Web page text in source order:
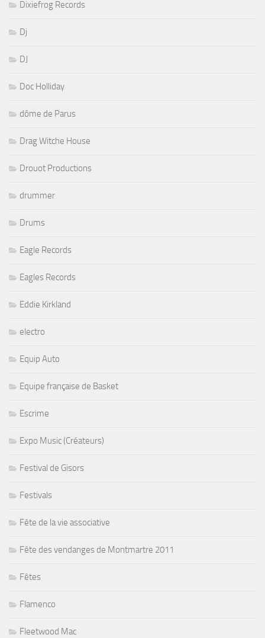
Dixiefrog Records
Dj
DJ
Doc Holliday
dôme de Parus
Drag Witche House
Drouot Productions
drummer
Drums
Eagle Records
Eagles Records
Eddie Kirkland
electro
Equip Auto
Equipe française de Basket
Escrime
Expo Music (Créateurs)
Festival de Gisors
Festivals
Fête de la vie associative
Fête des vendanges de Montmartre 2011
Fêtes
Flamenco
Fleetwood Mac